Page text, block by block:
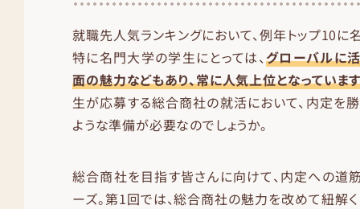
就職先人気ランキングにおいて、例年トップ10に
特に名門大学の学生にとっては、グローバルに
面の魅力などもあり、常に人気上位となっています
生が応募する総合商社の就活において、内定を
ような準備が必要なのでしょうか。
総合商社を目指す皆さんに向けて、内定への道
ーズ。第1回では、総合商社の魅力を改めて紐解く